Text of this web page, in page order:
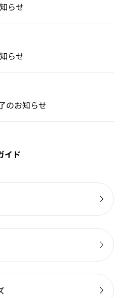
らせ
らせ
のお知らせ
イド